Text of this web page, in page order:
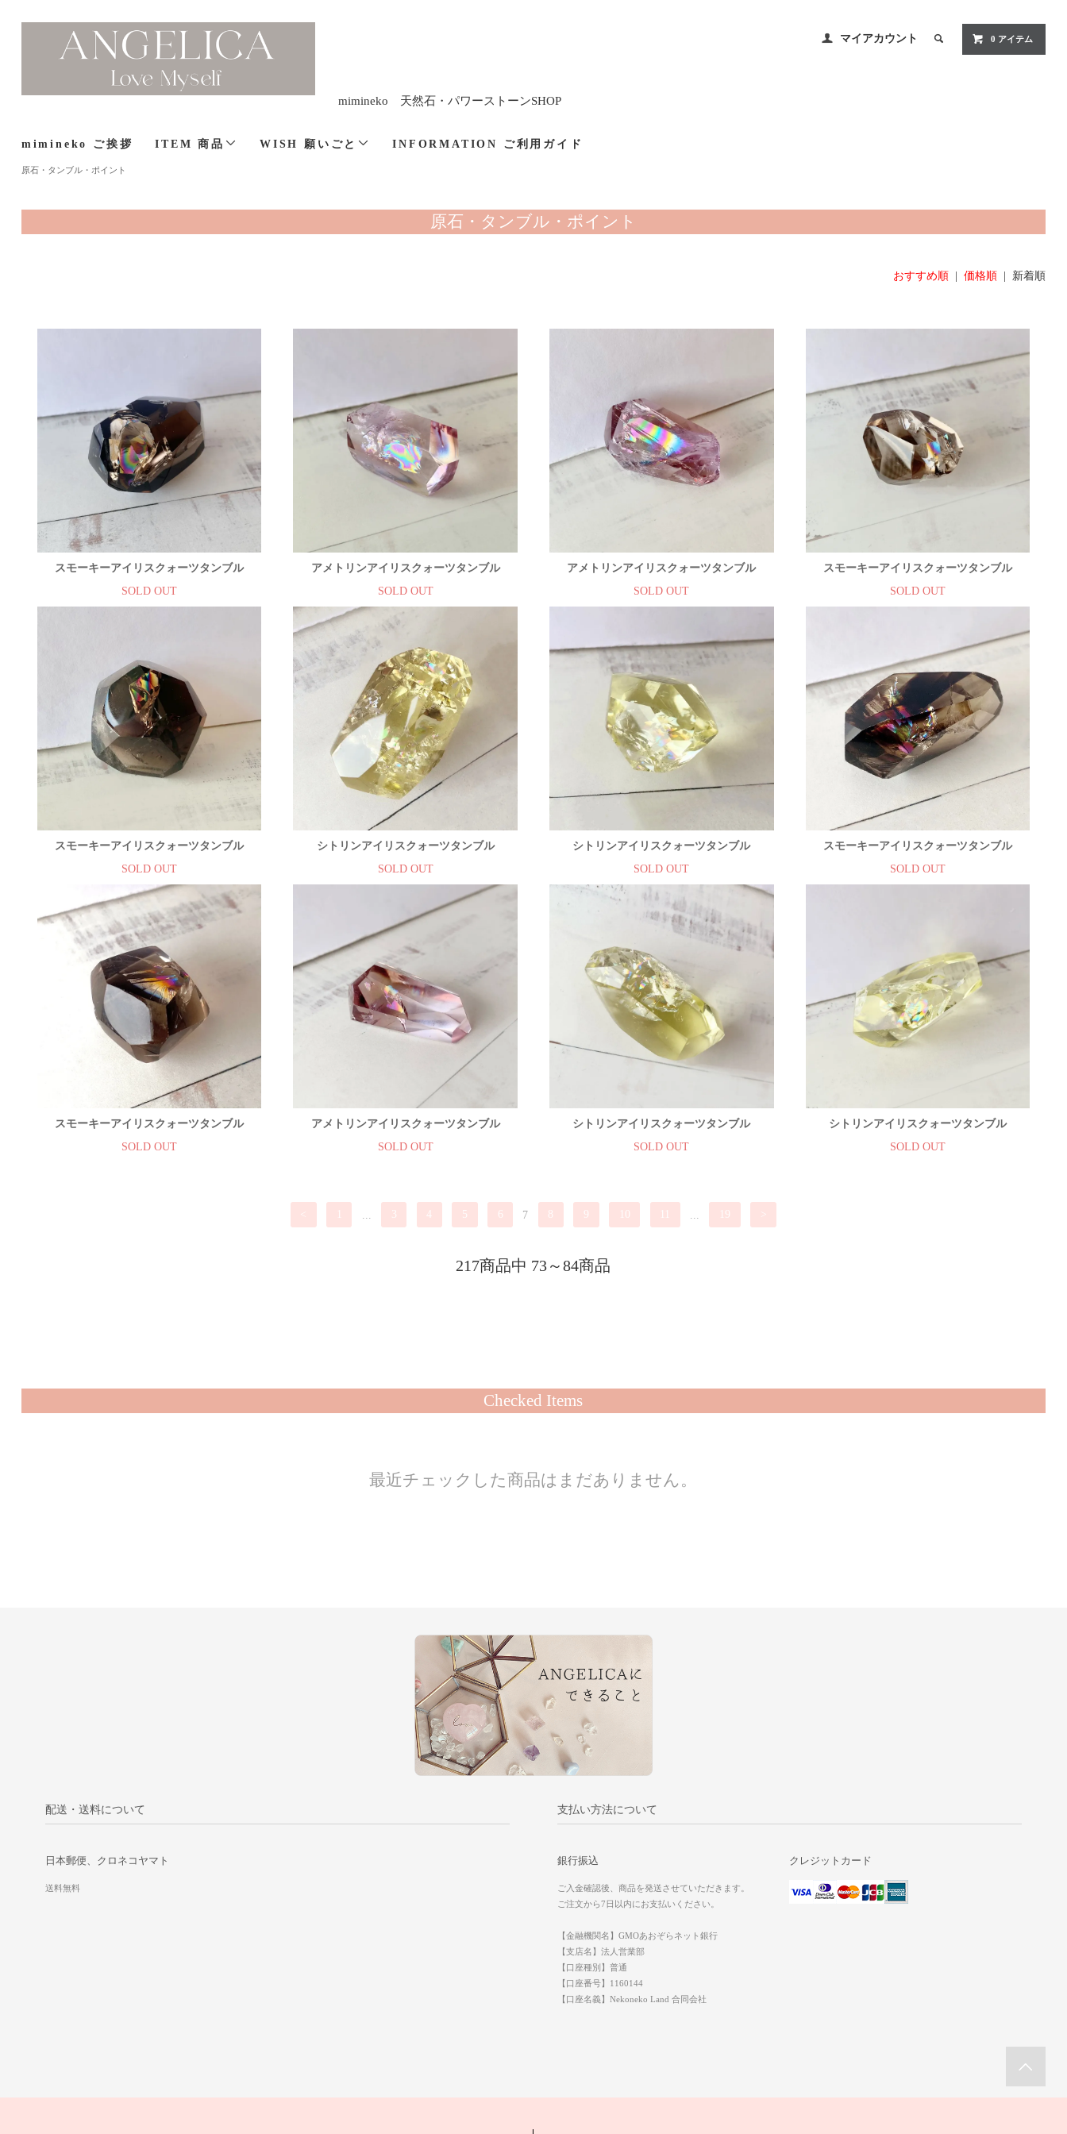
mimineko 天然石・パワーストーンSHOP
マイアカウント 0 アイテム
mimineko ご挨拶 ITEM 商品 WISH 願いごと INFORMATION ご利用ガイド
原石・タンブル・ポイント
原石・タンブル・ポイント
おすすめ順 |価格順 | 新着順
スモーキーアイリスクォーツタンブル
SOLD OUT
アメトリンアイリスクォーツタンブル
SOLD OUT
アメトリンアイリスクォーツタンブル
SOLD OUT
スモーキーアイリスクォーツタンブル
SOLD OUT
スモーキーアイリスクォーツタンブル
SOLD OUT
シトリンアイリスクォーツタンブル
SOLD OUT
シトリンアイリスクォーツタンブル
SOLD OUT
スモーキーアイリスクォーツタンブル
SOLD OUT
スモーキーアイリスクォーツタンブル
SOLD OUT
アメトリンアイリスクォーツタンブル
SOLD OUT
シトリンアイリスクォーツタンブル
SOLD OUT
シトリンアイリスクォーツタンブル
SOLD OUT
< 3 4 5 6 7 8 9 10 19 >
217商品中 73～84商品
Checked Items
最近チェックした商品はまだありません。
配送・送料について
日本郵便、クロネコヤマト
送料無料
支払い方法について
銀行振込
ご入金確認後、商品を発送させていただきます。
ご注文から7日以内にお支払いください。
【金融機関名】GMOあおぞらネット銀行
【支店名】法人営業部
【口座種別】普通
【口座番号】1160144
【口座名義】Nekoneko Land 合同会社
クレジットカード